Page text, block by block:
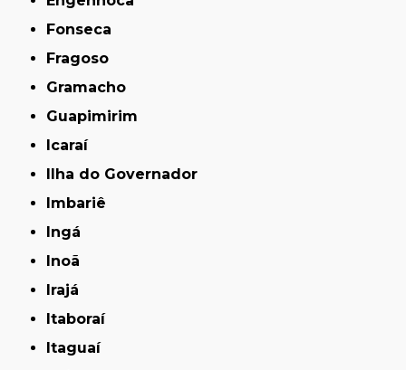
Fonseca
Fragoso
Gramacho
Guapimirim
Icaraí
Ilha do Governador
Imbariê
Ingá
Inoã
Irajá
Itaboraí
Itaguaí